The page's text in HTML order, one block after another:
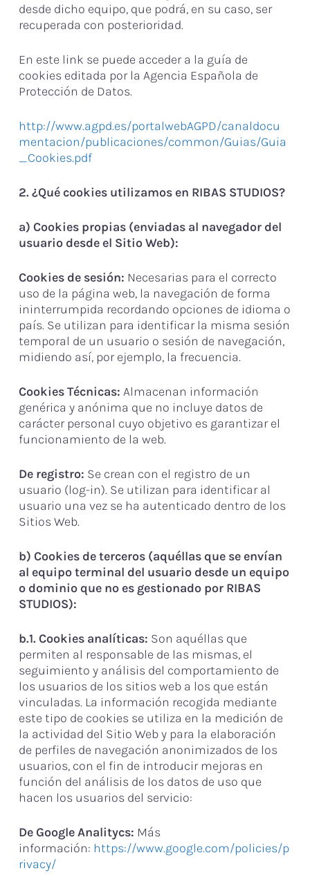
desde dicho equipo, que podrá, en su caso, ser
recuperada con posterioridad.
En este link se puede acceder a la guía de
cookies editada por la Agencia Española de
Protección de Datos.
http://www.agpd.es/portalwebAGPD/canaldocu
mentacion/publicaciones/common/Guias/Guia
_Cookies.pdf
2. ¿Qué cookies utilizamos en RIBAS STUDIOS?
a) Cookies propias (enviadas al navegador del
usuario desde el Sitio Web):
Cookies de sesión: Necesarias para el correcto
uso de la página web, la navegación de forma
ininterrumpida recordando opciones de idioma o
país. Se utilizan para identificar la misma sesión
temporal de un usuario o sesión de navegación,
midiendo así, por ejemplo, la frecuencia.
Cookies Técnicas:Almacenan información
genérica y anónima que no incluye datos de
carácter personal cuyo objetivo es garantizar el
funcionamiento de la web.
De registro: Se crean con el registro de un
usuario (log-in). Se utilizan para identificar al
usuario una vez se ha autenticado dentro de los
Sitios Web.
b) Cookies de terceros (aquéllas que se envían
al equipo terminal del usuario desde un equipo
o dominio que no es gestionado por RIBAS
STUDIOS):
b.1. Cookies analíticas: Son aquéllas que
permiten al responsable de las mismas, el
seguimiento y análisis del comportamiento de
los usuarios de los sitios web a los que están
vinculadas. La información recogida mediante
este tipo de cookies se utiliza en la medición de
la actividad del Sitio Web y para la elaboración
de perfiles de navegación anonimizados de los
usuarios, con el fin de introducir mejoras en
función del análisis de los datos de uso que
hacen los usuarios del servicio:
De Google Analitycs: Más
información: https://www.google.com/policies/p
rivacy/